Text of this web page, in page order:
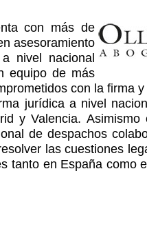
con más de
asesoramiento
nivel nacional
equipo de más
con la firma
jurídica a nivel
y Valencia. Asimismo
de despachos
las cuestiones
tanto en España como